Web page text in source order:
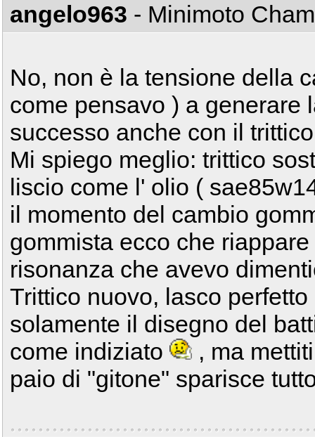
angelo963 - Minimoto
No, non è la tensione della
come pensavo ) a generare
successo anche con il
Mi spiego meglio: trittico
liscio come l' olio (
il momento del cambio
gommista ecco che
risonanza che avevo
Trittico nuovo, lasco
solamente il disegno del
come indiziato
, ma
paio di "gitone" sparisce